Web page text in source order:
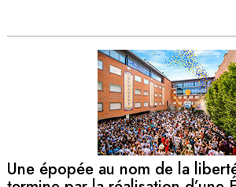
Une épopée au nom de la